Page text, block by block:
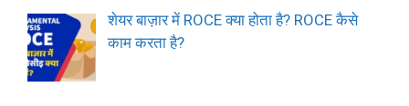
शेयर बाज़ार में ROCE क्या होता है? ROCE कैसे
काम करता है?